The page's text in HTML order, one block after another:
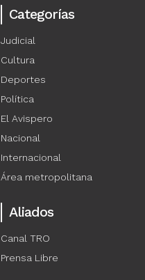
Categorías
Judicial
Cultura
Deportes
Política
El Avispero
Nacional
Internacional
Área metropolitana
Aliados
Canal TRO
Prensa Libre